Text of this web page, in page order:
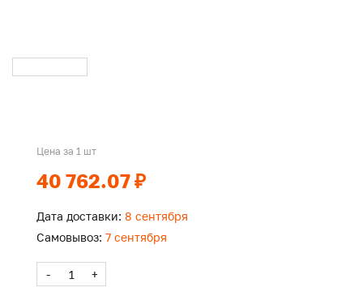
Цена за 1 шт
40 762.07 ₽
Дата доставки: 8 сентября
Самовывоз: 7 сентября
- +